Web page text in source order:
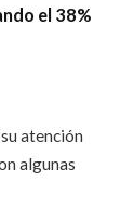
el 38%
atención
algunas